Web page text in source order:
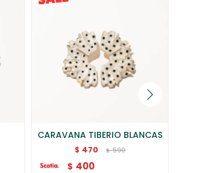
CARAVANA TIBERIO BLANCAS
$ 470 $ 590
$ 400